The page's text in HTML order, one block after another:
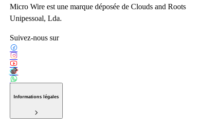
Micro Wire est une marque déposée de Clouds and Roots
Unipessoal, Lda.
Suivez-nous sur
Informations légales